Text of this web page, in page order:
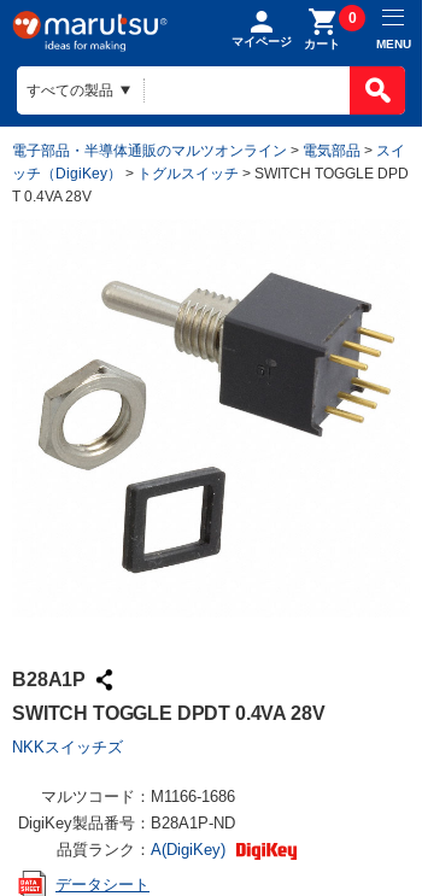
マイページ カート
0
MENU
電子部品・半導体通販のマルツオンライン > 電気部品 > スイ
ッチ（DigiKey）
> トグルスイッチ > SWITCH TOGGLE DPD
T 0.4VA 28V
B28A1P
SWITCH TOGGLE DPDT 0.4VA 28V
NKKスイッチズ
マルツコード： M1166-1686
DigiKey製品番号： B28A1P-ND
品質ランク： A(DigiKey)
データシート